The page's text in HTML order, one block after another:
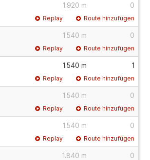
1.920 m 0
Replay Route hinzufügen
1.540 m 0
Replay Route hinzufügen
1.540 m 1
Replay Route hinzufügen
1.540 m 0
Replay Route hinzufügen
1.540 m 0
Replay Route hinzufügen
1.840 m 0